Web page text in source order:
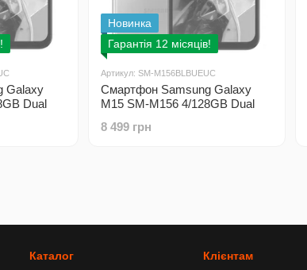
Galaxy
Dual
Новинка
Гарантія 12 місяців!
Артикул: SM-M156BLBUEUC
Смартфон Samsung Galaxy
M15 SM-M156 4/128GB Dual
M156BLBUEUC)
8 499 грн
Каталог Клієнтам